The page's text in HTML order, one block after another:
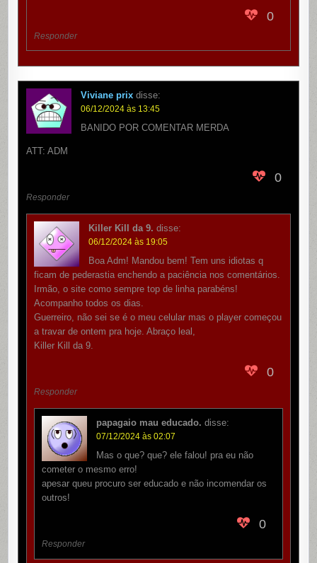
0
Responder
Viviane prix disse:
06/12/2024 às 13:45
BANIDO POR COMENTAR MERDA
ATT: ADM
0
Responder
Killer Kill da 9. disse:
06/12/2024 às 19:05
Boa Adm! Mandou bem! Tem uns idiotas q
ficam de pederastia enchendo a paciência nos comentários.
Irmão, o site como sempre top de linha parabéns!
Acompanho todos os dias.
Guerreiro, não sei se é o meu celular mas o player começou
a travar de ontem pra hoje. Abraço leal,
Killer Kill da 9.
0
Responder
papagaio mau educado. disse:
07/12/2024 às 02:07
Mas o que? que? ele falou! pra eu não
cometer o mesmo erro!
apesar queu procuro ser educado e não incomendar os
outros!
0
Responder